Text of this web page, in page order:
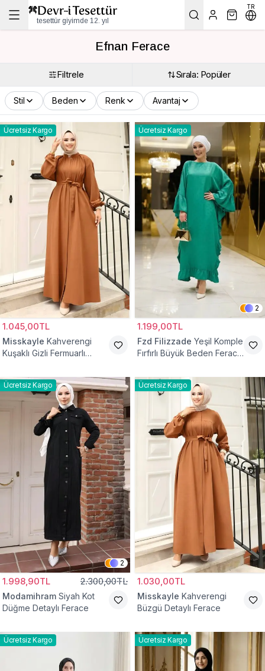
tesettür giyimde 12. yıl
TR
Efnan Ferace
Filtrele Sırala: Popüler
Stil Beden Renk Avantaj
Ücretsiz Kargo
1.045,00TL
Misskayle Kahverengi
Kuşaklı Gizli Fermuarlı
Ücretsiz Kargo
2
1.199,00TL
Fzd Filizzade Yeşil Komple
Fırfırlı Büyük Beden Ferace
Ücretsiz Kargo
2
1.998,90TL 2.300,00TL
Modamihram Siyah Kot
Düğme Detaylı Ferace
Ücretsiz Kargo
1.030,00TL
Misskayle Kahverengi
Büzgü Detaylı Ferace
Ücretsiz Kargo Ücretsiz Kargo